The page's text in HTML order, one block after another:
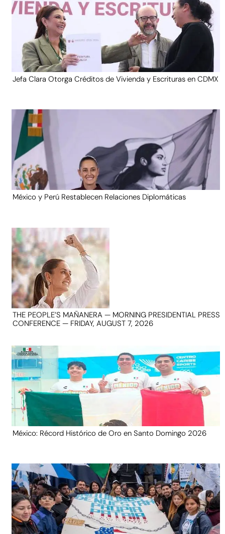
Jefa Clara Otorga Créditos de Vivienda y Escrituras en CDMX
México y Perú Restablecen Relaciones Diplomáticas
THE PEOPLE’S MAÑANERA — MORNING PRESIDENTIAL PRESS
CONFERENCE — FRIDAY, AUGUST 7, 2026
México: Récord Histórico de Oro en Santo Domingo 2026